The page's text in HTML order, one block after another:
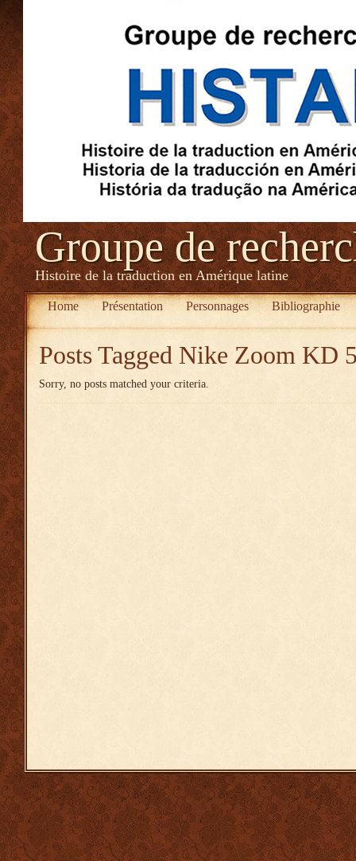
Groupe de
Histoire de la traduction en Amérique latine
Home Présentation Personnages Bibliographie
Posts Tagged Nike Zoom KD
Sorry, no posts matched your criteria.